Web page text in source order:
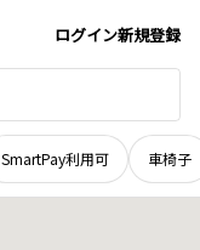
ログイン新規登録
SmartPay利用可 車椅子